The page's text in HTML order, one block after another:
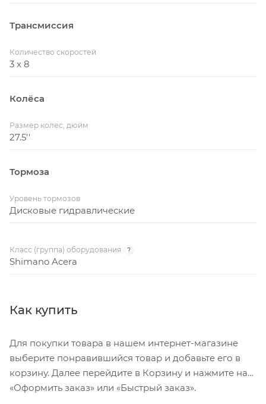
Трансмиссия
Количество скоростей
3 x 8
Колёса
Размер колес, дюйм
27.5''
Тормоза
Уровень тормозов
Дисковые гидравлические
Класс (группа) оборудования ?
Shimano Acera
Как купить
Для покупки товара в нашем интернет-магазине
выберите понравившийся товар и добавьте его в
корзину. Далее перейдите в Корзину и нажмите на
«Оформить заказ» или «Быстрый заказ».